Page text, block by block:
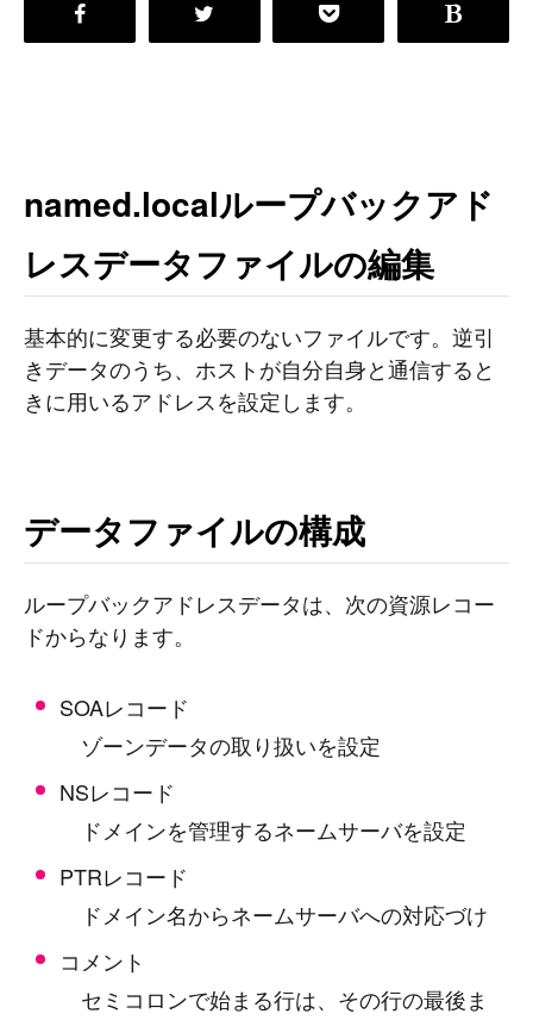
named.localループバックアド
レスデータファイルの編集
基本的に変更する必要のないファイルです。逆引
きデータのうち、ホストが自分自身と通信すると
きに用いるアドレスを設定します。
データファイルの構成
ループバックアドレスデータは、次の資源レコー
ドからなります。
SOAレコード
ゾーンデータの取り扱いを設定
NSレコード
ドメインを管理するネームサーバを設定
PTRレコード
ドメイン名からネームサーバへの対応づけ
コメント
セミコロンで始まる行は、その行の最後ま